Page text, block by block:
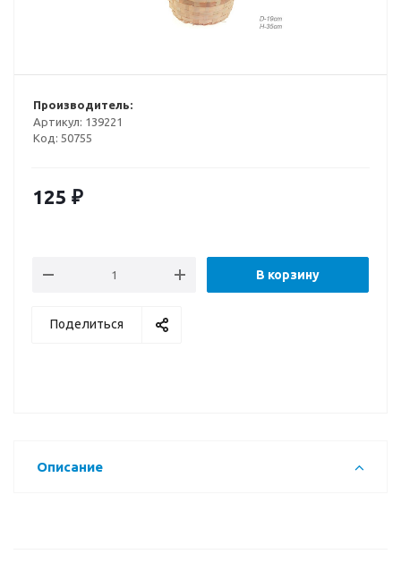
Производитель:
Артикул: 139221
Код: 50755
125 ₽
В корзину
Поделиться
Описание